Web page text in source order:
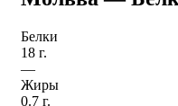
Белки
18 г.
—
Жиры
0.7 г.